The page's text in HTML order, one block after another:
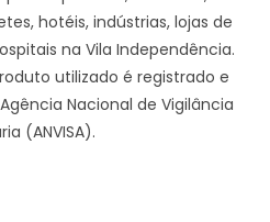
hotéis, indústrias, lojas de
na Vila Independência.
utilizado é registrado e
Nacional de Vigilância
(ANVISA).